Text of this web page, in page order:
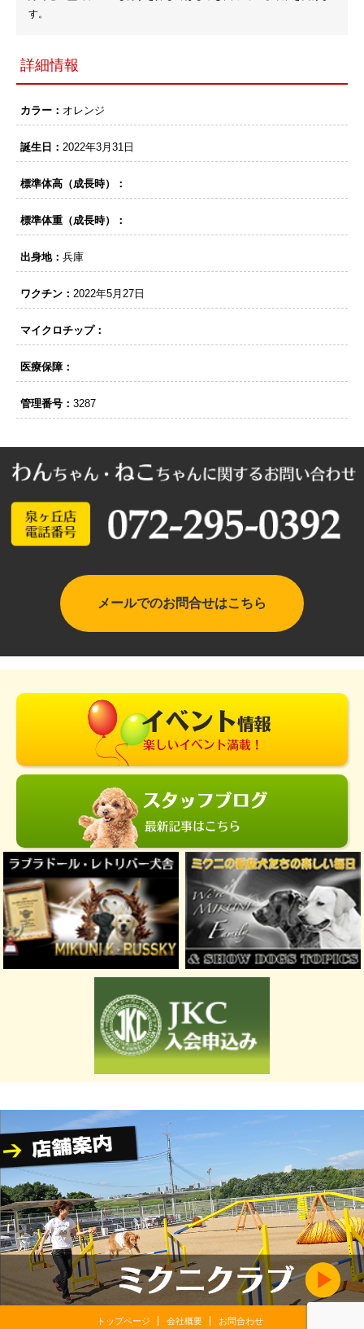
す。
詳細情報
カラー： オレンジ
誕生日： 2022年3月31日
標準体高（成長時）：
標準体重（成長時）：
出身地： 兵庫
ワクチン： 2022年5月27日
マイクロチップ：
医療保障：
管理番号： 3287
メールでのお問合せはこちら
トップページ 会社概要 お問合わせ